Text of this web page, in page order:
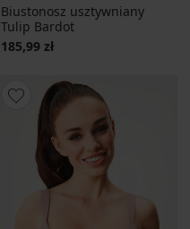
Biustonosz usztywniany
Tulip Bardot
185,99 zł